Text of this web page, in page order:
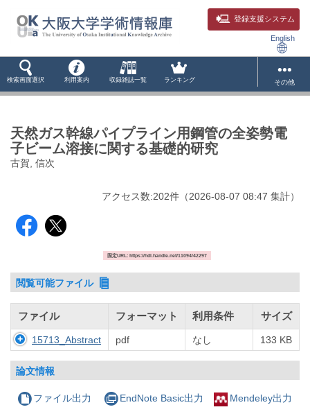
登録支援システム
English
検索画面選択 利用案内 収録雑誌一覧 ランキング その他
天然ガス幹線パイプライン用鋼管の全姿勢電
子ビーム溶接に関する基礎的研究
古賀, 信次
アクセス数:202件 （2026-08-07 08:47 集計）
固定URL: https://hdl.handle.net/11094/42297
閲覧可能ファイル
ファイル フォーマット 利用条件 サイズ
15713_Abstract pdf なし 133 KB
論文情報
ファイル出力 EndNote Basic出力 Mendeley出力